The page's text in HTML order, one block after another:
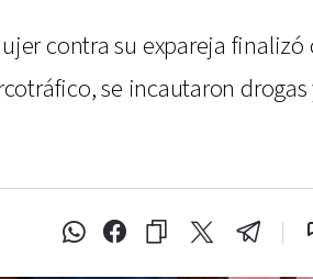
contra su expareja
se incautaron